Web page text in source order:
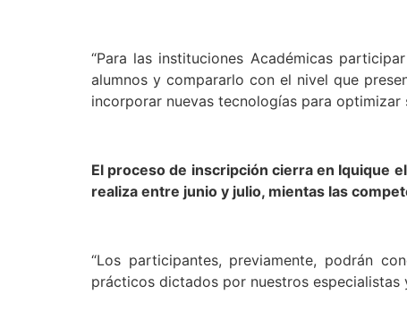
“Para las instituciones Académicas
alumnos y compararlo con el nivel que
incorporar nuevas tecnologías para optimizar
El proceso de inscripción cierra en Iquique
realiza entre junio y julio, mientas las
“Los participantes, previamente, podrán
prácticos dictados por nuestros especialistas